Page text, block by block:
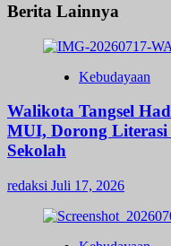
Berita Lainnya
Kebudayaan
Walikota Tangsel
MUI, Dorong
Sekolah
redaksi Juli 17, 2026